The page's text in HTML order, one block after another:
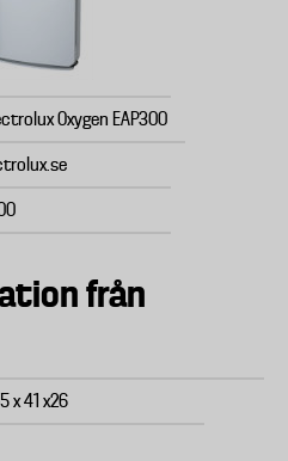
Oxygen EAP300
från
x 41 x26